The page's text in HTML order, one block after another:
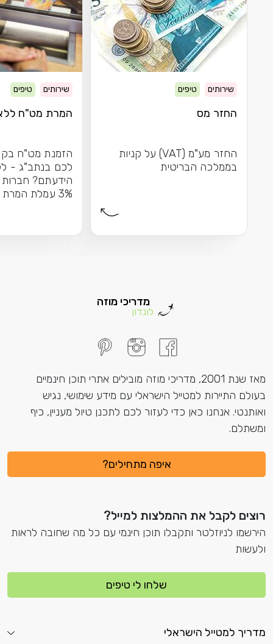
שירותים טיפים
החזר מס
החזר מע"מ (VAT) על קניות
בממלכה הבריטית
שירותים טיפים
המרת מט"ח
הזמנת מט"ח
לכם בנתב"ג -
הידעתם? חברות
3% עמלת
מדריכי מוזה
לונדון
מאז שנת 2001, מדריכי מוזה מובילים אתרי תוכן חינמיים
בעולם התיירות למטייל הישראלי עם מידע שימושי, נגיש
ואותנטי. אנחנו כאן כדי לעזור לכם לתכנן טיול מעניין, כיף
ומשתלם.
איפה מתחילים?
רוצים לקבל את ההמלצות למייל?
הירשמו לניוזלטר ותקבלו תוכן חינמי עם כל מה שחובה לראות
ולעשות
שלחו לי טיפים
מדריך למטייל הישראלי